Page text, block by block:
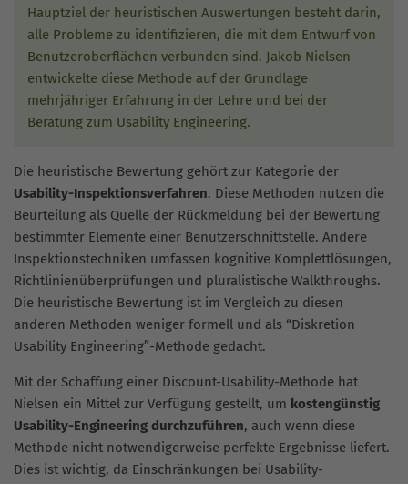
Hauptziel der heuristischen Auswertungen besteht darin,
alle Probleme zu identifizieren, die mit dem Entwurf von
Benutzeroberflächen verbunden sind. Jakob Nielsen
entwickelte diese Methode auf der Grundlage
mehrjähriger Erfahrung in der Lehre und bei der
Beratung zum Usability Engineering.
Die heuristische Bewertung gehört zur Kategorie der
Usability-Inspektionsverfahren. Diese Methoden nutzen die
Beurteilung als Quelle der Rückmeldung bei der Bewertung
bestimmter Elemente einer Benutzerschnittstelle. Andere
Inspektionstechniken umfassen kognitive Komplettlösungen,
Richtlinienüberprüfungen und pluralistische Walkthroughs.
Die heuristische Bewertung ist im Vergleich zu diesen
anderen Methoden weniger formell und als “Diskretion
Usability Engineering”-Methode gedacht.
Mit der Schaffung einer Discount-Usability-Methode hat
Nielsen ein Mittel zur Verfügung gestellt, um kostengünstig
Usability-Engineering durchzuführen, auch wenn diese
Methode nicht notwendigerweise perfekte Ergebnisse liefert.
Dies ist wichtig, da Einschränkungen bei Usability-